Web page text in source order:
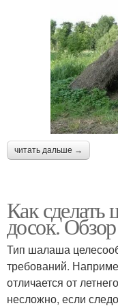
читать дальше →
Как сделать
досок.
Тип шалаша
требований.
отличается от
несложно, если